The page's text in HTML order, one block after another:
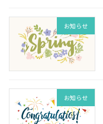
お知らせ
お知らせ